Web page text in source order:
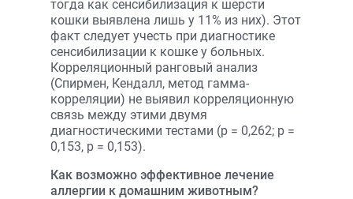
тогда как сенсибилизация к шерсти
кошки выявлена лишь у 11% из них). Этот
факт следует учесть при диагностике
сенсибилизации к кошке у больных.
Корреляционный ранговый анализ
(Спирмен, Кендалл, метод гамма-
корреляции) не выявил корреляционную
связь между этими двумя
диагностическими тестами (р = 0,262; р =
0,153, р = 0,153).
Как возможно эффективное лечение
аллергии к домашним животным?